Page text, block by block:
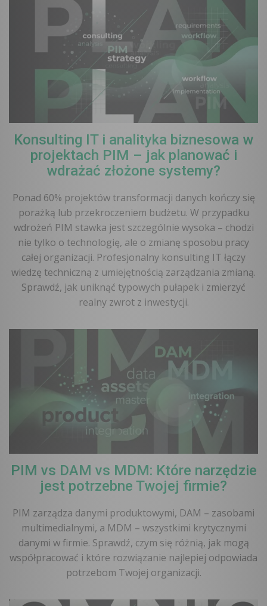
Konsulting IT i analityka biznesowa w
projektach PIM – jak planować i
wdrażać złożone systemy?
Ponad 60% projektów transformacji danych kończy się
porażką lub przekroczeniem budżetu. W przypadku
wdrożeń PIM stawka jest szczególnie wysoka – chodzi
nie tylko o technologię, ale o zmianę sposobu pracy
całej organizacji. Profesjonalny konsulting IT łączy
wiedzę techniczną z umiejętnością zarządzania zmianą.
Sprawdź, jak uniknąć typowych pułapek i zmierzyć
realny zwrot z inwestycji.
PIM vs DAM vs MDM: Które narzędzie
jest potrzebne Twojej firmie?
PIM zarządza danymi produktowymi, DAM – zasobami
multimedialnymi, a MDM – wszystkimi krytycznymi
danymi w firmie. Sprawdź, czym się różnią, jak mogą
współpracować i które rozwiązanie najlepiej odpowiada
potrzebom Twojej organizacji.